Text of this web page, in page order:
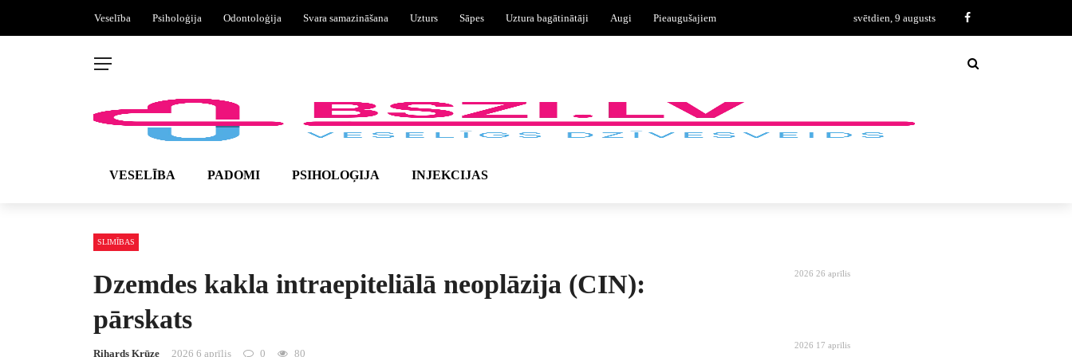
Veselība Psiholoģija Odontoloģija Svara samazināšana Uzturs Sāpes Uztura bagātinātāji Augi Pieaugušajiem svētdien, 9 augusts
VESELĪBA PADOMI PSIHOLOĢIJA INJEKCIJAS
SLIMĪBAS
Dzemdes kakla intraepiteliālā neoplāzija (CIN):
pārskats
Rihards Krūze 2026 6 aprīlis 0 80
2026 26 aprīlis
2026 17 aprīlis